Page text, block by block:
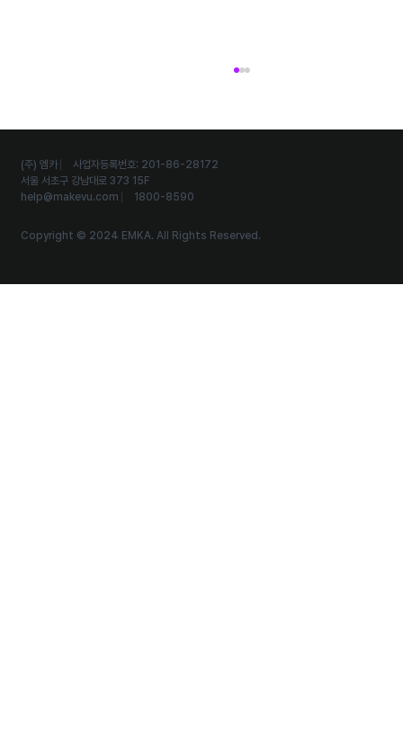
(주) 엠카 ⎸ 사업자등록번호: 201-86-28172
서울 서초구 강남대로 373 15F
help@makevu.com ⎸ 1800-8590
Copyright © 2024 EMKA. All Rights Reserved.